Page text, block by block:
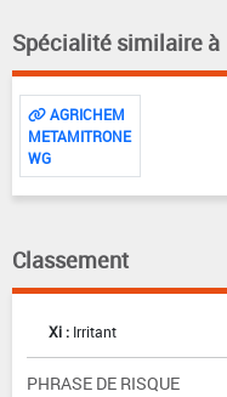
Spécialité similaire à
AGRICHEM
METAMITRONE
WG
Classement
Xi : Irritant
PHRASE DE RISQUE